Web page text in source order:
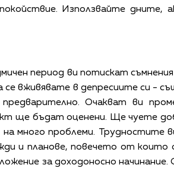
Използвайте дните,
период ви потискат
вживявате в депресиите си -
предварително. Очакват ви
ще бъдат оценени. Ще чуете
много проблеми. Трудностите
и планове, повечето от които
за доходоносно